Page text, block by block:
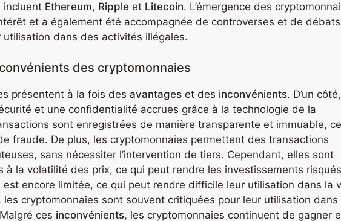
incluent Ethereum, Ripple et Litecoin. L’émergence des
et a également été accompagnée de controverses et de
utilisation dans des activités illégales.
des cryptomonnaies
présentent à la fois des avantages et des inconvénients. D’un côté,
et une confidentialité accrues grâce à la technologie de la
sont enregistrées de manière transparente et immuable,
fraude. De plus, les cryptomonnaies permettent des transactions
sans nécessiter l’intervention de tiers. Cependant, elles sont
à la volatilité des prix, ce qui peut rendre les investissements
est encore limitée, ce qui peut rendre difficile leur utilisation dans la
les cryptomonnaies sont souvent critiquées pour leur utilisation dans
ces inconvénients, les cryptomonnaies continuent de gagner